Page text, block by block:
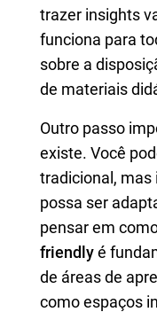
trazer insights
funciona para
sobre a
de materiais
Outro passo
existe. Você
tradicional, mas
possa ser
pensar em
friendlyé
de áreas de
como espaços